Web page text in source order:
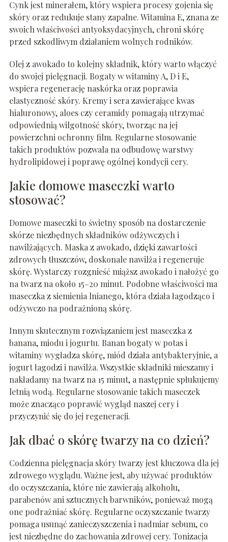
Cynk jest minerałem, który wspiera procesy gojenia się
skóry oraz redukuje stany zapalne. Witamina E, znana ze
swoich właściwości antyoksydacyjnych, chroni skórę
przed szkodliwym działaniem wolnych rodników.
Olej z awokado to kolejny składnik, który warto włączyć
do swojej pielęgnacji. Bogaty w witaminy A, D i E,
wspiera regenerację naskórka oraz poprawia
elastyczność skóry. Kremy i sera zawierające kwas
hialuronowy, aloes czy ceramidy pomagają utrzymać
odpowiednią wilgotność skóry, tworząc na jej
powierzchni ochronny film. Regularne stosowanie
takich produktów pozwala na odbudowę warstwy
hydrolipidowej i poprawę ogólnej kondycji cery.
Jakie domowe maseczki warto
stosować?
Domowe maseczki to świetny sposób na dostarczenie
skórze niezbędnych składników odżywczych i
nawilżających. Maska z awokado, dzięki zawartości
zdrowych tłuszczów, doskonale nawilża i regeneruje
skórę. Wystarczy rozgnieść miąższ awokado i nałożyć go
na twarz na około 15–20 minut. Podobne właściwości ma
maseczka z siemienia lnianego, która działa łagodząco i
odżywczo na podrażnioną skórę.
Innym skutecznym rozwiązaniem jest maseczka z
banana, miodu i jogurtu. Banan bogaty w potas i
witaminy wygładza skórę, miód działa antybakteryjnie, a
jogurt łagodzi i nawilża. Wszystkie składniki mieszamy i
nakładamy na twarz na 15 minut, a następnie spłukujemy
letnią wodą. Regularne stosowanie takich maseczek
może znacząco poprawić wygląd naszej cery i
przyczynić się do jej regeneracji.
Jak dbać o skórę twarzy na co dzień?
Codzienna pielęgnacja skóry twarzy jest kluczowa dla jej
zdrowego wyglądu. Ważne jest, aby używać produktów
do oczyszczania, które nie zawierają alkoholu,
parabenów ani sztucznych barwników, ponieważ mogą
one podrażniać skórę. Regularne oczyszczanie twarzy
pomaga usunąć zanieczyszczenia i nadmiar sebum, co
jest niezbędne do zachowania zdrowej cery. Tonizacja